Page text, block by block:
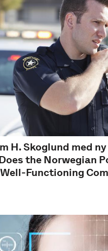
H. Skoglund med ny
the Norwegian
Well-Functioning